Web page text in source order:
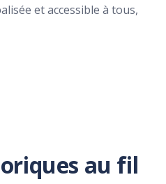
et accessible à tous,
au fil